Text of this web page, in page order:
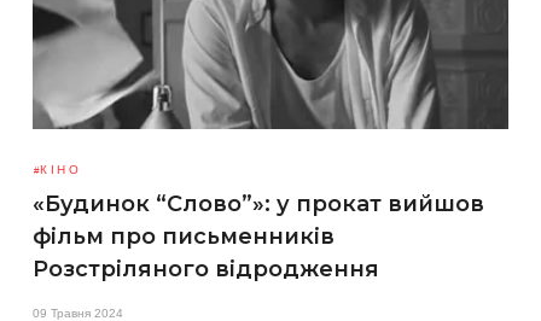
КІНО
«Будинок “Слово”»: у прокат вийшов
фільм про письменників
Розстріляного відродження
09 Травня 2024